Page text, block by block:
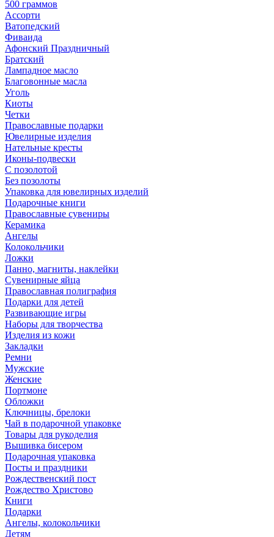
500 граммов
Ассорти
Ватопедский
Фиваида
Афонский Праздничный
Братский
Лампадное масло
Благовонные масла
Уголь
Киоты
Четки
Православные подарки
Ювелирные изделия
Нательные кресты
Иконы-подвески
С позолотой
Без позолоты
Упаковка для ювелирных изделий
Подарочные книги
Православные сувениры
Керамика
Ангелы
Колокольчики
Ложки
Панно, магниты, наклейки
Сувенирные яйца
Православная полиграфия
Подарки для детей
Развивающие игры
Наборы для творчества
Изделия из кожи
Закладки
Ремни
Мужские
Женские
Портмоне
Обложки
Ключницы, брелоки
Чай в подарочной упаковке
Товары для рукоделия
Вышивка бисером
Подарочная упаковка
Посты и праздники
Рождественский пост
Рождество Христово
Книги
Подарки
Ангелы, колокольчики
Детям